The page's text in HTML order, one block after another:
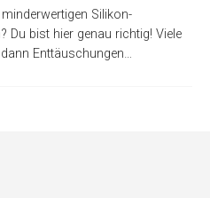
Silikon-
Du bist hier genau richtig! Viele
Enttäuschungen…